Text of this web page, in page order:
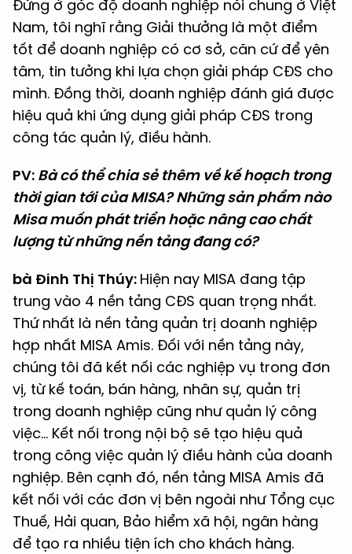
Đứng ở góc độ doanh nghiệp nói chung ở Việt
Nam, tôi nghĩ rằng Giải thưởng là một điểm
tốt để doanh nghiệp có cơ sở, căn cứ để yên
tâm, tin tưởng khi lựa chọn giải pháp CĐS cho
mình. Đồng thời, doanh nghiệp đánh giá được
hiệu quả khi ứng dụng giải pháp CĐS trong
công tác quản lý, điều hành.
PV: Bà có thể chia sẻ thêm về kế hoạch trong
thời gian tới của MISA? Những sản phẩm nào
Misa muốn phát triển hoặc nâng cao chất
lượng từ những nền tảng đang có?
bà Đinh Thị Thúy: Hiện nay MISA đang tập
trung vào 4 nền tảng CĐS quan trọng nhất.
Thứ nhất là nền tảng quản trị doanh nghiệp
hợp nhất MISA Amis. Đối với nền tảng này,
chúng tôi đã kết nối các nghiệp vụ trong đơn
vị, từ kế toán, bán hàng, nhân sự, quản trị
trong doanh nghiệp cũng như quản lý công
việc… Kết nối trong nội bộ sẽ tạo hiệu quả
trong công việc quản lý điều hành của doanh
nghiệp. Bên cạnh đó, nền tảng MISA Amis đã
kết nối với các đơn vị bên ngoài như Tổng cục
Thuế, Hải quan, Bảo hiểm xã hội, ngân hàng
để tạo ra nhiều tiện ích cho khách hàng.